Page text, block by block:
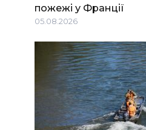
пожежі у Франції
05.08.2026